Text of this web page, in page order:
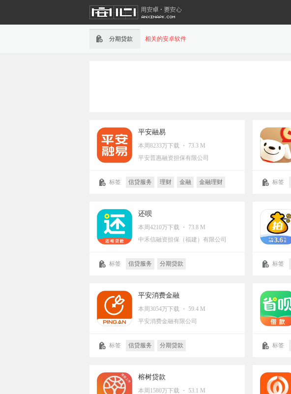
分期贷款 相关的安卓软件
平安融易
本周8233万下载 ・ 73.3 M
平安普惠融资担保有限公司
标签 信贷服务 理财 金融
金融理财
标签
还呗
本周4210万下载 ・ 73.8 M
中禾信融资担保（福建）有限公司
标签 信贷服务 分期贷款 标签
平安消费金融
本周3054万下载 ・ 59.4 M
平安消费金融有限公司
标签 信贷服务 分期贷款 标签
榕树贷款
本周1580万下载 ・ 53.1 M